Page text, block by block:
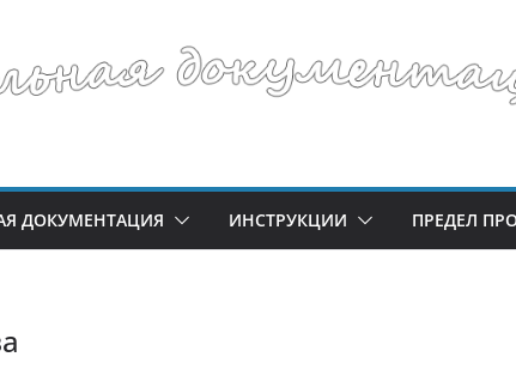
ДОКУМЕНТАЦИЯ ИНСТРУКЦИИ ПРЕДЕЛ